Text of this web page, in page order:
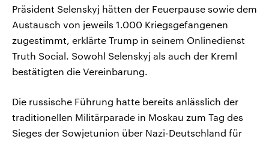
Präsident Selenskyj hätten der Feuerpause sowie dem
Austausch von jeweils 1.000 Kriegsgefangenen
zugestimmt, erklärte Trump in seinem Onlinedienst
Truth Social. Sowohl Selenskyj als auch der Kreml
bestätigten die Vereinbarung.
Die russische Führung hatte bereits anlässlich der
traditionellen Militärparade in Moskau zum Tag des
Sieges der Sowjetunion über Nazi-Deutschland für